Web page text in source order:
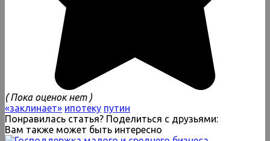
( Пока оценок нет )
«заклинает» ипотеку путин
Понравилась статья? Поделиться с друзьями:
Вам также может быть интересно